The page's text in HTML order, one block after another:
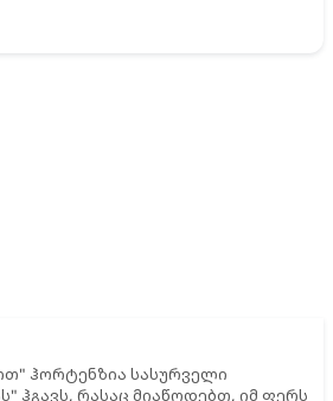
ჰორტენზია სასურველი
ჰგავს, რასაც მიაწოდებთ, იმ ფერს